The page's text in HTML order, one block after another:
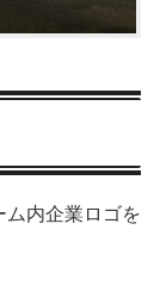
ム内企業ロゴを